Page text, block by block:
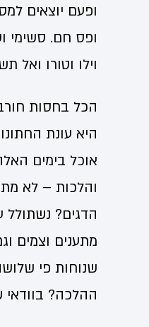
ופעם יוצאים
ופס חם. סשימי
וילו וטורו ואל
הכל בחסות
היא עונת
אוכל בימים
והלכות – לא
הדגים?
מתענים וצמים
שנוחות פי
ההלכה?